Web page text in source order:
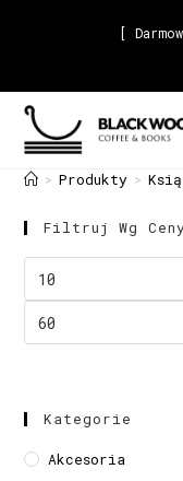
[
> Produkty >
Filtruj Wg
Kategorie
Akcesoria